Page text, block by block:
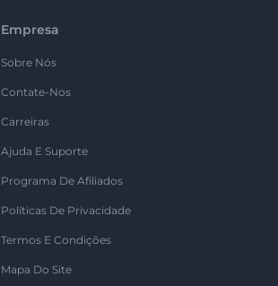
Empresa
Sobre Nós
Contate-Nos
Carreiras
Ajuda E Suporte
Programa De Afiliados
Políticas De Privacidade
Termos E Condições
Mapa Do Site